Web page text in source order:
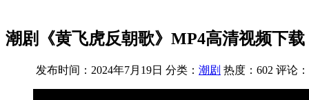
潮剧《黄飞虎反朝歌》MP4高清视频下载
发布时间：2024年7月19日 分类： 潮剧 热度：602 评论：